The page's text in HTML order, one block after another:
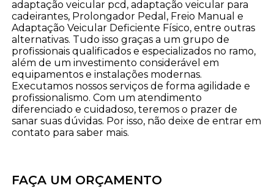
adaptação veicular pcd, adaptação veicular para
cadeirantes, Prolongador Pedal, Freio Manual e
Adaptação Veicular Deficiente Físico, entre outras
alternativas. Tudo isso graças a um grupo de
profissionais qualificados e especializados no ramo,
além de um investimento considerável em
equipamentos e instalações modernas.
Executamos nossos serviços de forma agilidade e
profissionalismo. Com um atendimento
diferenciado e cuidadoso, teremos o prazer de
sanar suas dúvidas. Por isso, não deixe de entrar em
contato para saber mais.
FAÇA UM ORÇAMENTO